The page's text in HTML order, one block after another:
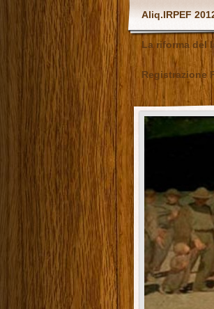
Aliq.IRPEF
La riforma del
Registrazione